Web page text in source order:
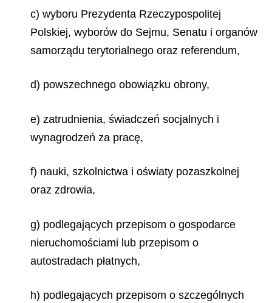
c) wyboru Prezydenta Rzeczypospolitej
Polskiej, wyborów do Sejmu, Senatu i organów
samorządu terytorialnego oraz referendum,
d) powszechnego obowiązku obrony,
e) zatrudnienia, świadczeń socjalnych i
wynagrodzeń za pracę,
f) nauki, szkolnictwa i oświaty pozaszkolnej
oraz zdrowia,
g) podlegających przepisom o gospodarce
nieruchomościami lub przepisom o
autostradach płatnych,
h) podlegających przepisom o szczególnych